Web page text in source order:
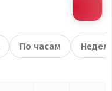
По часам